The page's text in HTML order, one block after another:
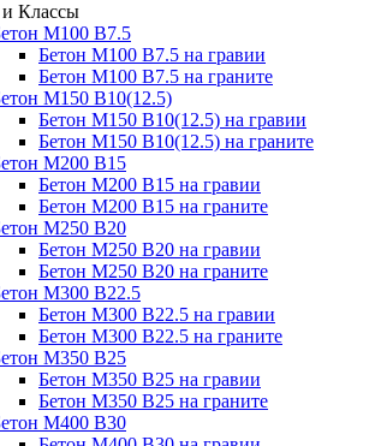
Классы
М100 В7.5
Бетон М100 В7.5 на гравии
Бетон М100 В7.5 на граните
М150 В10(12.5)
Бетон М150 В10(12.5) на гравии
Бетон М150 В10(12.5) на граните
М200 В15
Бетон М200 В15 на гравии
Бетон М200 В15 на граните
М250 В20
Бетон М250 В20 на гравии
Бетон М250 В20 на граните
М300 В22.5
Бетон М300 В22.5 на гравии
Бетон М300 В22.5 на граните
М350 В25
Бетон М350 В25 на гравии
Бетон М350 В25 на граните
М400 В30